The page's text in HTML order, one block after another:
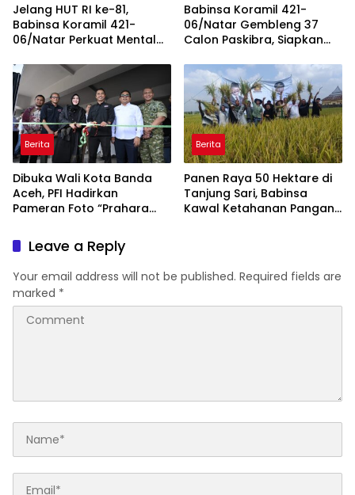
Jelang HUT RI ke-81,
Babinsa Koramil 421-
06/Natar Perkuat Mental
Tegineneng
Babinsa Koramil 421-
06/Natar Gembleng 37
Calon Paskibra, Siapkan
HUT RI Tingkat Kecamatan
Berita
Dibuka Wali Kota Banda
Aceh, PFI Hadirkan
Pameran Foto “Prahara
Kebencanaan
Berita
Panen Raya 50 Hektare di
Tanjung Sari, Babinsa
Kawal Ketahanan Pangan
Leave a Reply
Your email address will not be published. Required fields are
marked *